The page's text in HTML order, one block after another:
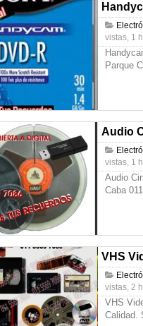
vistas, 1
Parque
Audio
vistas, 1
Audio
Caba
VHS
vistas, 2
VHS
Calidad.